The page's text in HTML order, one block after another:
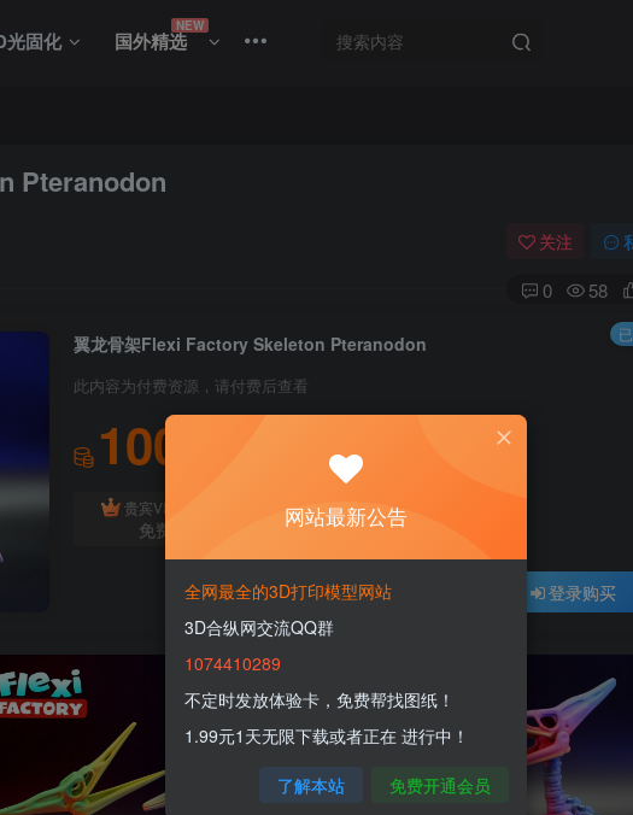
光固化 国外精选
NEW
Pteranodon
关注
0 58
翼龙骨架Flexi Factory Skeleton Pteranodon
此内容为付费资源，请付费后查看
100
贵宾VIP会员
免费
体验会员免费
登录购买
网站最新公告
全网最全的3D打印模型网站
3D合纵网交流QQ群
1074410289
不定时发放体验卡，免费帮找图纸！
1.99元1天无限下载或者正在 进行中！
了解本站 免费开通会员